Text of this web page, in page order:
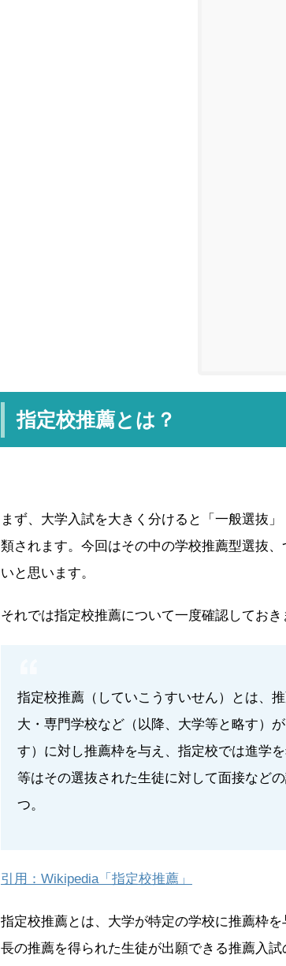
指定校推薦とは？
まず、大学入試を大きく分けると「一般選抜
類されます。今回はその中の学校推薦型選抜
いと思います。
それでは指定校推薦について一度確認しておき
指定校推薦（していこうすいせん）とは、
大・専門学校など（以降、大学等と略す）
す）に対し推薦枠を与え、指定校では進学
等はその選抜された生徒に対して面接など
つ。
引用：Wikipedia「指定校推薦」
指定校推薦とは、大学が特定の学校に推薦枠
長の推薦を得られた生徒が出願できる推薦入